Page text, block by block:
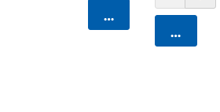
카트에 담기
카트에 담